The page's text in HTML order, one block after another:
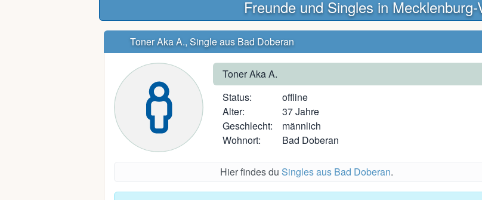
Freunde und Singles in
Toner Aka A., Single aus Bad Doberan
Toner Aka A.
Status:
offline
Alter:
37 Jahre
Geschlecht:
männlich
Wohnort:
Bad Doberan
Hier findes du Singles aus Bad Doberan.
Stephan B.